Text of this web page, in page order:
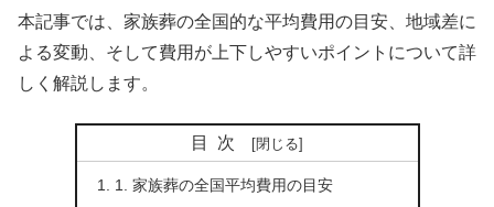
本記事では、家族葬の全国的な平均費用の目安、地域差に
よる変動、そして費用が上下しやすいポイントについて詳
しく解説します。
目次
1. 家族葬の全国平均費用の目安